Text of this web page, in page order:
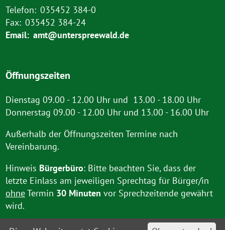
Telefon: 035452 384-0
Fax: 035452 384-24
Email: amt@unterspreewald.de
Öffnungszeiten
Dienstag 09.00 - 12.00 Uhr und 13.00 - 18.00 Uhr
Donnerstag 09.00 - 12.00 Uhr und 13.00 - 16.00 Uhr
Außerhalb der Öffnungszeiten Termine nach
Vereinbarung.
Hinweis Bürgerbüro: Bitte beachten Sie, dass der
letzte Einlass am jeweiligen Sprechtag für Bürger/in
ohneTermin 30 Minuten vor Sprechzeitende gewährt
wird.